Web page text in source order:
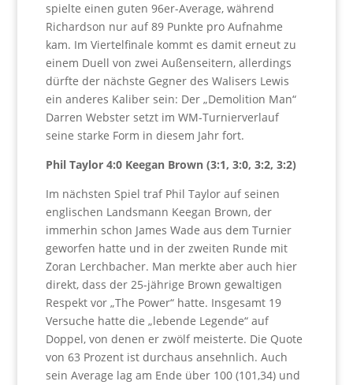
spielte einen guten 96er-Average, während
Richardson nur auf 89 Punkte pro Aufnahme
kam. Im Viertelfinale kommt es damit erneut zu
einem Duell von zwei Außenseitern, allerdings
dürfte der nächste Gegner des Walisers Lewis
ein anderes Kaliber sein: Der „Demolition Man“
Darren Webster setzt im WM-Turnierverlauf
seine starke Form in diesem Jahr fort.
Phil Taylor 4:0 Keegan Brown (3:1, 3:0, 3:2, 3:2)
Im nächsten Spiel traf Phil Taylor auf seinen
englischen Landsmann Keegan Brown, der
immerhin schon James Wade aus dem Turnier
geworfen hatte und in der zweiten Runde mit
Zoran Lerchbacher. Man merkte aber auch hier
direkt, dass der 25-jährige Brown gewaltigen
Respekt vor „The Power“ hatte. Insgesamt 19
Versuche hatte die „lebende Legende“ auf
Doppel, von denen er zwölf meisterte. Die Quote
von 63 Prozent ist durchaus ansehnlich. Auch
sein Average lag am Ende über 100 (101,34) und